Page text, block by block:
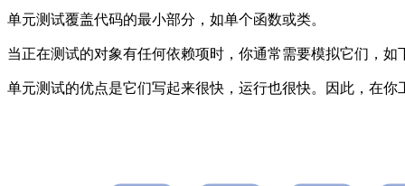
单元测试覆盖代码的最小部分，如单个函数或类。
当正在测试的对象有任何依赖项时，你通常需要模拟它们，如
单元测试的优点是它们写起来很快，运行也很快。因此，在